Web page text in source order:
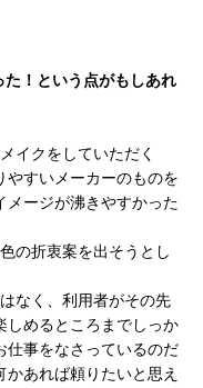
！という点がもしあれ
イクをしていただく
やすいメーカーのものを
メージが沸きやすかった
の折衷案を出そうとし
なく、利用者がその先
しめるところまでしっか
仕事をなさっているのだ
かあれば頼りたいと思え